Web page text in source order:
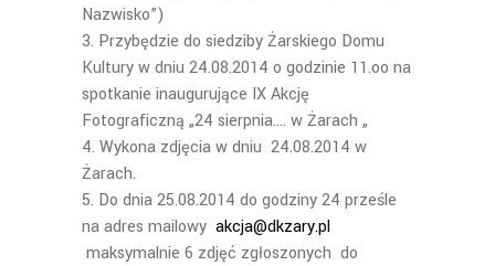
Nazwisko”)
Przybędzie do siedziby Żarskiego Domu
Kultury w dniu 24.08.2014 o godzinie 11.oo na
spotkanie inaugurujące IX Akcję
Fotograficzną „24 sierpnia…. w Żarach „
Wykona zdjęcia w dniu 24.08.2014 w
Żarach.
Do dnia 25.08.2014 do godziny 24 prześle
na adres mailowy akcja@dkzary.pl
maksymalnie 6 zdjęć zgłoszonych do